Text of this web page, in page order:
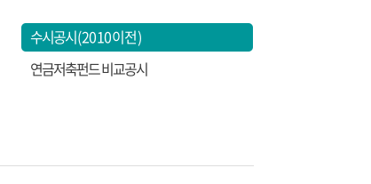
수시공시(2010이전)
연금저축펀드 비교공시